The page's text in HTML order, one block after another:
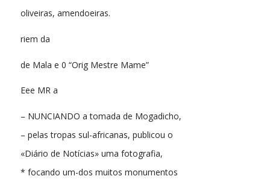
oliveiras, amendoeiras.
riem da
de Mala e 0 “Orig Mestre Mame”
Eee MR a
– NUNCIANDO a tomada de Mogadicho,
– pelas tropas sul-africanas, publicou o
«Diário de Notícias» uma fotografia,
* focando um-dos muitos monumentos